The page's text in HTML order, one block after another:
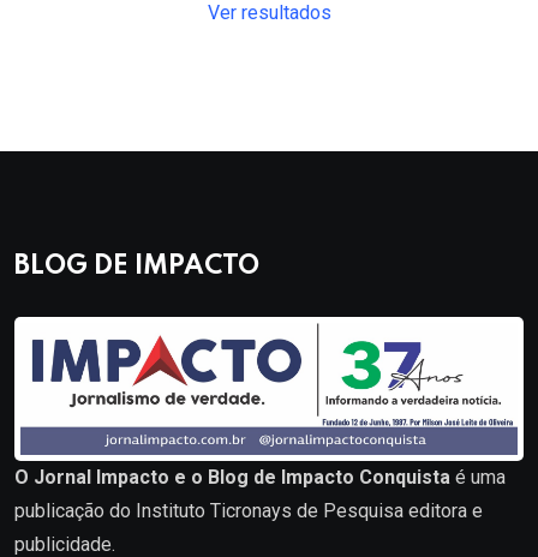
Ver resultados
BLOG DE IMPACTO
O Jornal Impacto e o Blog de Impacto Conquista é uma
publicação do Instituto Ticronays de Pesquisa editora e
publicidade.